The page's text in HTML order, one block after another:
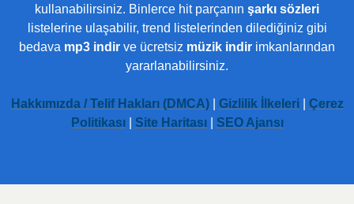
kullanabilirsiniz. Binlerce hit parçanın şarkı sözleri
listelerine ulaşabilir, trend listelerinden dilediğiniz gibi
bedava mp3 indir ve ücretsiz müzik indir imkanlarından
yararlanabilirsiniz.
Hakkımızda / Telif Hakları (DMCA)| Gizlilik İlkeleri| Çerez
Politikası| Site Haritası| SEO Ajansı